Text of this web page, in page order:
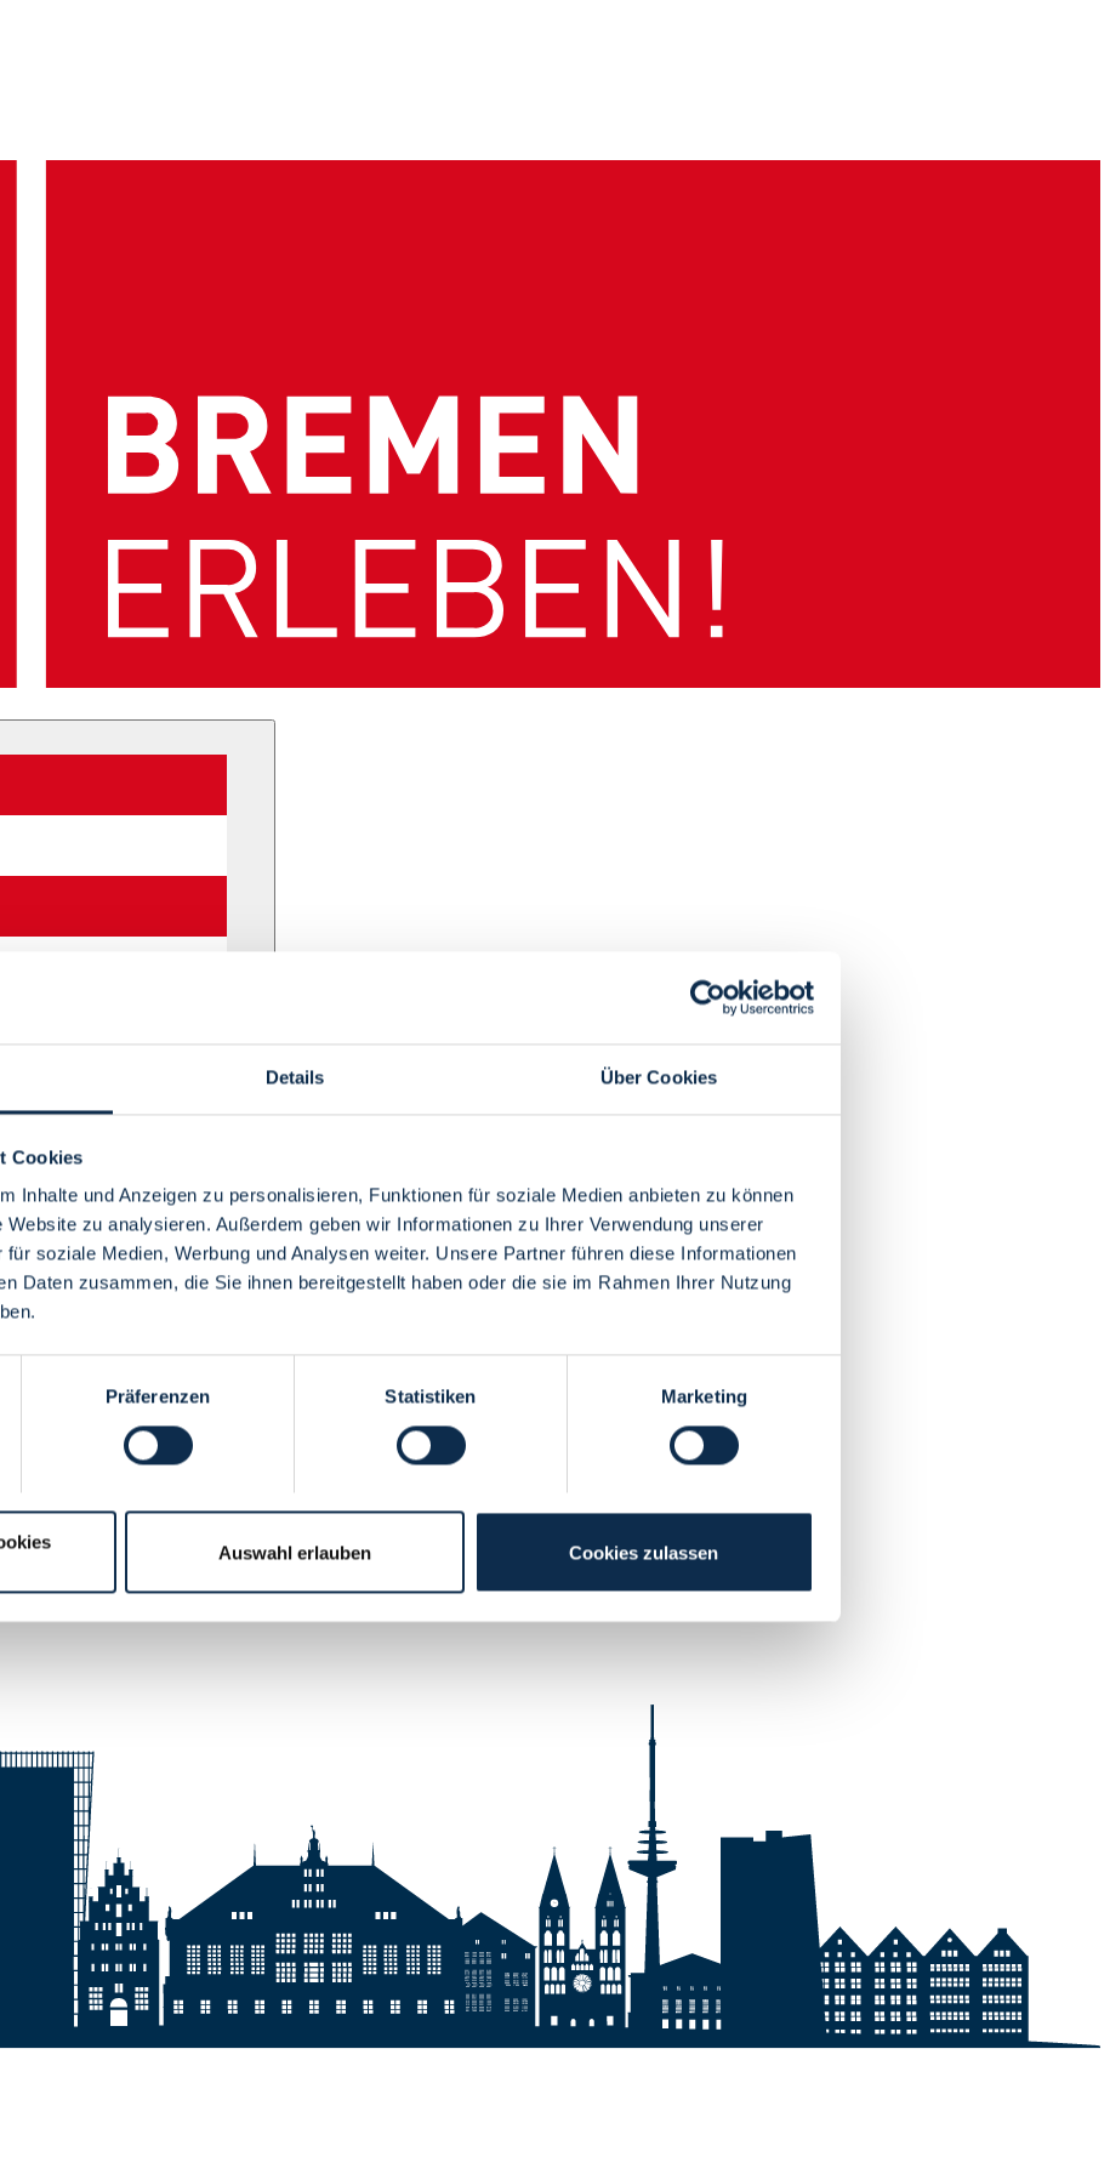
Details Über Cookies
Cookies
Inhalte und Anzeigen zu personalisieren, Funktionen für soziale Medien anbieten zu können
Website zu analysieren. Außerdem geben wir Informationen zu Ihrer Verwendung unserer
soziale Medien, Werbung und Analysen weiter. Unsere Partner führen diese Informationen
Daten zusammen, die Sie ihnen bereitgestellt haben oder die sie im Rahmen Ihrer Nutzung
Präferenzen Statistiken Marketing
Auswahl erlauben Cookies zulassen
Menü